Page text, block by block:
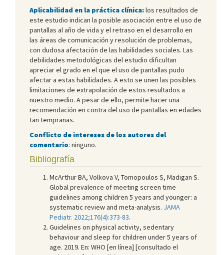
Aplicabilidad en la práctica clínica:los resultados de
este estudio indican la posible asociación entre el uso de
pantallas al año de vida y el retraso en el desarrollo en
las áreas de comunicación y resolución de problemas,
con dudosa afectación de las habilidades sociales. Las
debilidades metodológicas del estudio dificultan
apreciar el grado en el que el uso de pantallas pudo
afectar a estas habilidades. A esto se unen las posibles
limitaciones de extrapolación de estos resultados a
nuestro medio. A pesar de ello, permite hacer una
recomendación en contra del uso de pantallas en edades
tan tempranas.
Conflicto de intereses de los autores del
comentario: ninguno.
Bibliografía
McArthur BA, Volkova V, Tomopoulos S, Madigan S.
Global prevalence of meeting screen time
guidelines among children 5 years and younger: a
systematic review and meta-analysis. JAMA
Pediatr. 2022;176(4):373-83.
Guidelines on physical activity, sedentary
behaviour and sleep for children under 5 years of
age. 2019. En: WHO [en línea] [consultado el